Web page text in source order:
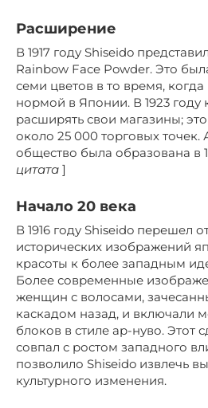
Расширение
В 1917 году Shiseido
Rainbow Face Powder. Это
семи цветов в то время,
нормой в Японии. В 1923 году
расширять свои магазины;
около 25 000 торговых
общество была образована в
цитата ]
Начало 20 века
В 1916 году Shiseido перешел
исторических изображений
красоты к более западным
Более современные
женщин с волосами,
каскадом назад, и включали
блоков в стиле ар-нуво. Этот
совпал с ростом западного
позволило Shiseido извлечь
культурного изменения.